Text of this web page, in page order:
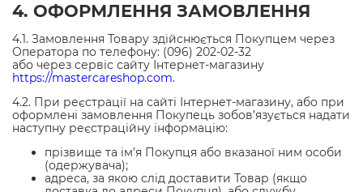
4. ОФОРМЛЕННЯ ЗАМОВЛЕННЯ
4.1. Замовлення Товару здійснюється Покупцем через
Оператора по телефону: (096) 202-02-32
або через сервіс сайту Інтернет-магазину
https://mastercareshop.com.
4.2. При реєстрації на сайті Інтернет-магазину, або при
оформлені замовлення Покупець зобов’язується надати
наступну реєстраційну інформацію:
прізвище та ім’я Покупця або вказаної ним особи
(одержувача);
адреса, за якою слід доставити Товар (якщо